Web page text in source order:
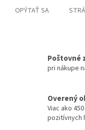
OPÝTAŤ SA
Poštovné
pri nákupe
Overený
Viac ako
pozitívnych